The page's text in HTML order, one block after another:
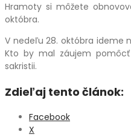
Hramoty si môžete
októbra.
V nedeľu 28. októbra ideme
Kto by mal záujem
sakristii.
Zdieľaj tento článok:
Facebook
X